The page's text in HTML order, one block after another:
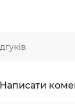
Написати